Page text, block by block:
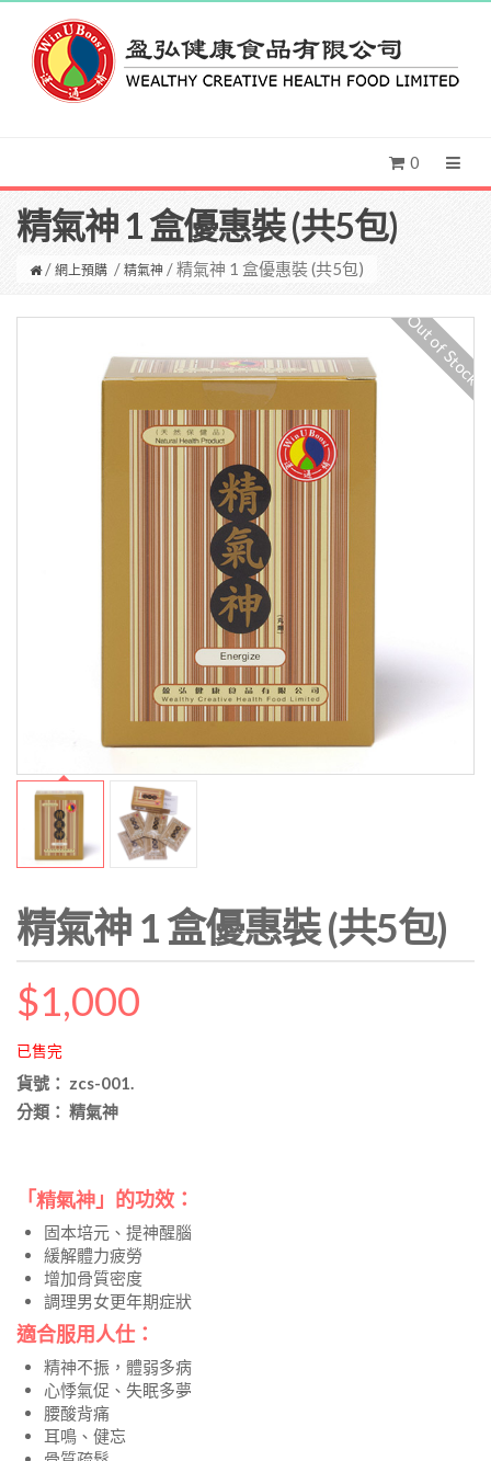
0
精氣神 1 盒優惠裝 (共5包)
/ 網上預購 / 精氣神 / 精氣神 1 盒優惠裝 (共5包)
Out of Stock
精氣神 1 盒優惠裝 (共5包)
$1,000
已售完
貨號： zcs-001.
分類： 精氣神
「精氣神 」的功效：
固本培元、提神醒腦
緩解體力疲勞
增加骨質密度
調理男女更年期症狀
適合服用人仕 ：
精神不振，體弱多病
心悸氣促、失眠多夢
腰酸背痛
耳鳴、健忘